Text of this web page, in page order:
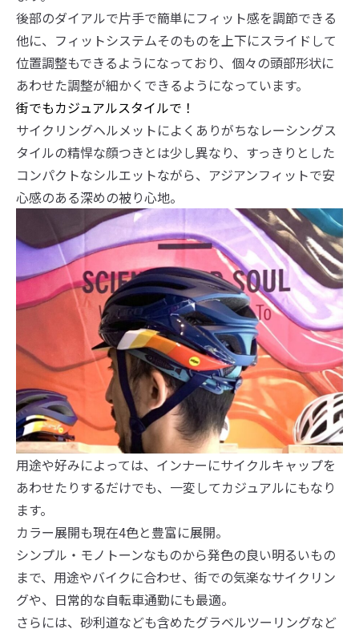
後部のダイアルで片手で簡単にフィット感を調節できる
他に、フィットシステムそのものを上下にスライドして
位置調整もできるようになっており、個々の頭部形状に
あわせた調整が細かくできるようになっています。
街でもカジュアルスタイルで！
サイクリングヘルメットによくありがちなレーシングス
タイルの精悍な顔つきとは少し異なり、すっきりとした
コンパクトなシルエットながら、アジアンフィットで安
心感のある深めの被り心地。
用途や好みによっては、インナーにサイクルキャップを
あわせたりするだけでも、一変してカジュアルにもなり
ます。
カラー展開も現在4色と豊富に展開。
シンプル・モノトーンなものから発色の良い明るいもの
まで、用途やバイクに合わせ、街での気楽なサイクリン
グや、日常的な自転車通勤にも最適。
さらには、砂利道なども含めたグラベルツーリングなど